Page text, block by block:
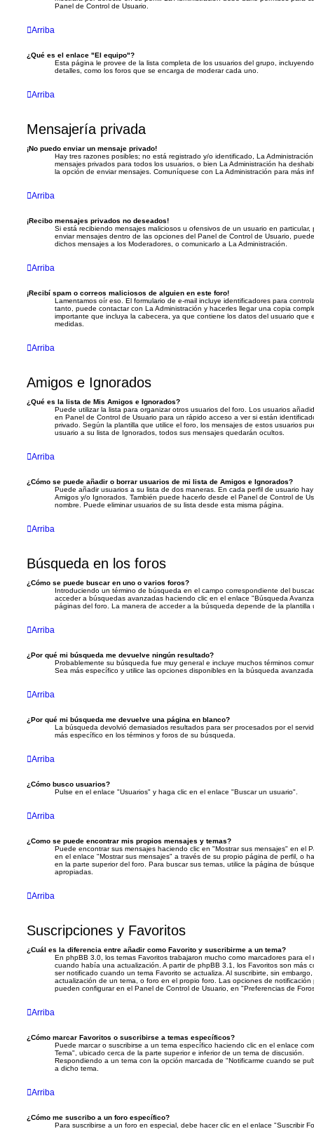
Panel de Control de Usuario.
Arriba
¿Qué es el enlace "El equipo"?
Esta página le provee de la lista completa de los usuarios del grupo,
detalles, como los foros que se encarga de moderar cada uno.
Arriba
Mensajería privada
¡No puedo enviar un mensaje privado!
Hay tres razones posibles; no está registrado y/o identificado, La
mensajes privados para todos los usuarios, o bien La Administración ha
la opción de enviar mensajes. Comuníquese con La Administración para más
Arriba
¡Recibo mensajes privados no deseados!
Si está recibiendo mensajes maliciosos u ofensivos de un usuario en
enviar mensajes dentro de las opciones del Panel de Control de Usuario,
dichos mensajes a los Moderadores, o comunicarlo a La Administración.
Arriba
¡Recibí spam o correos maliciosos de alguien en este foro!
Lamentamos oír eso. El formulario de e-mail incluye identificadores para
tanto, puede contactar con La Administración y hacerles llegar una copia
importante que incluya la cabecera, ya que contiene los datos del usuario que
medidas.
Arriba
Amigos e Ignorados
¿Qué es la lista de Mis Amigos e Ignorados?
Puede utilizar la lista para organizar otros usuarios del foro. Los usuarios
en Panel de Control de Usuario para un rápido acceso a ver si están
privado. Según la plantilla que utilice el foro, los mensajes de estos usuarios
usuario a su lista de Ignorados, todos sus mensajes quedarán ocultos.
Arriba
¿Cómo se puede añadir o borrar usuarios de mi lista de Amigos e Ignorados?
Puede añadir usuarios a su lista de dos maneras. En cada perfil de usuario
Amigos y/o Ignorados. También puede hacerlo desde el Panel de Control de
nombre. Puede eliminar usuarios de su lista desde esta misma página.
Arriba
Búsqueda en los foros
¿Cómo se puede buscar en uno o varios foros?
Introduciendo un término de búsqueda en el campo correspondiente del
acceder a búsquedas avanzadas haciendo clic en el enlace "Búsqueda
páginas del foro. La manera de acceder a la búsqueda depende de la plantilla
Arriba
¿Por qué mi búsqueda me devuelve ningún resultado?
Probablemente su búsqueda fue muy general e incluye muchos términos
Sea más específico y utilice las opciones disponibles en la búsqueda
Arriba
¿Por qué mi búsqueda me devuelve una página en blanco?
La búsqueda devolvió demasiados resultados para ser procesados por el
más específico en los términos y foros de su búsqueda.
Arriba
¿Cómo busco usuarios?
Pulse en el enlace "Usuarios" y haga clic en el enlace "Buscar un usuario".
Arriba
¿Como se puede encontrar mis propios mensajes y temas?
Puede encontrar sus mensajes haciendo clic en "Mostrar sus mensajes" en el
en el enlace "Mostrar sus mensajes" a través de su propio página de perfil, o
en la parte superior del foro. Para buscar sus temas, utilice la página de
apropiadas.
Arriba
Suscripciones y Favoritos
¿Cuál es la diferencia entre añadir como Favorito y suscribirme a un tema?
En phpBB 3.0, los temas Favoritos trabajaron mucho como marcadores para
cuando había una actualización. A partir de phpBB 3.1, los Favoritos son más
ser notificado cuando un tema Favorito se actualiza. Al suscribirte, sin
actualización de un tema, o foro en el propio foro. Las opciones de notificación
pueden configurar en el Panel de Control de Usuario, en "Preferencias de
Arriba
¿Cómo marcar Favoritos o suscribirse a temas específicos?
Puede marcar o suscribirse a un tema específico haciendo clic en el enlace
Tema", ubicado cerca de la parte superior e inferior de un tema de discusión.
Respondiendo a un tema con la opción marcada de "Notificarme cuando se
a dicho tema.
Arriba
¿Cómo me suscribo a un foro específico?
Para suscribirse a un foro en especial, debe hacer clic en el enlace "Suscribir